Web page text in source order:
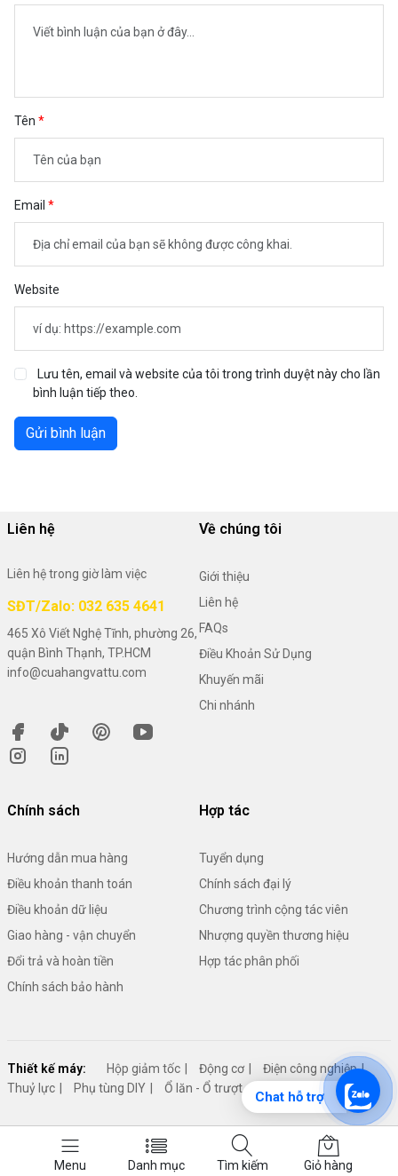
Menu Danh mục Tìm kiếm Giỏ hàng
Tên
Email
Website
Lưu tên, email và website của tôi trong trình duyệt này cho lần
bình luận tiếp theo.
Gửi bình luận
Liên hệ
Liên hệ trong giờ làm việc
SĐT/Zalo: 032 635 4641
465 Xô Viết Nghệ Tĩnh, phường 26,
quận Bình Thạnh, TP.HCM
info@cuahangvattu.com
Về chúng tôi
Giới thiệu
Liên hệ
FAQs
Điều Khoản Sử Dụng
Khuyến mãi
Chi nhánh
Chính sách
Hướng dẫn mua hàng
Điều khoản thanh toán
Điều khoản dữ liệu
Giao hàng - vận chuyển
Đổi trả và hoàn tiền
Chính sách bảo hành
Hợp tác
Tuyển dụng
Chính sách đại lý
Chương trình cộng tác viên
Nhượng quyền thương hiệu
Hợp tác phân phối
Thiết kế máy: Hộp giảm tốc Động cơ
Điện công nghiệp
Thuỷ lực
Phụ tùng DIY Ổ lăn - Ổ trượt - Đỡ trục Cơ cấu máy
© 2026 Cửa Hàng Vật Tư. All Rights Reserved.
Chat hỗ trợ